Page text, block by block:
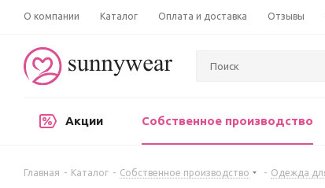
О компании Каталог Оплата и доставка Отзывы
Акции Собственное производство
Главная - Каталог - Собственное производство - Одежда